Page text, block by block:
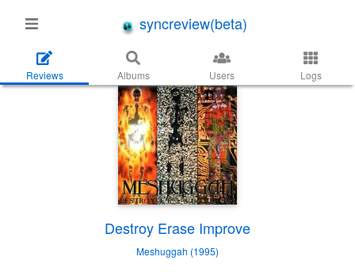
syncreview(beta)
Reviews Albums Users Logs
Destroy Erase Improve
Meshuggah (1995)